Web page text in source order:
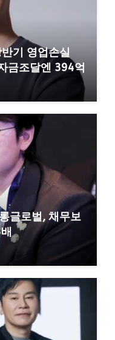
기 영업손실
금조달엔 394억
글로벌, 채무보